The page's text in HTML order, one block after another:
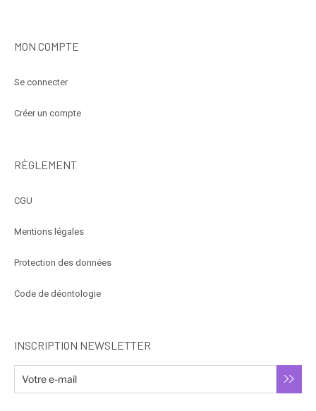
MON COMPTE
Se connecter
Créer un compte
RÈGLEMENT
CGU
Mentions légales
Protection des données
Code de déontologie
INSCRIPTION NEWSLETTER